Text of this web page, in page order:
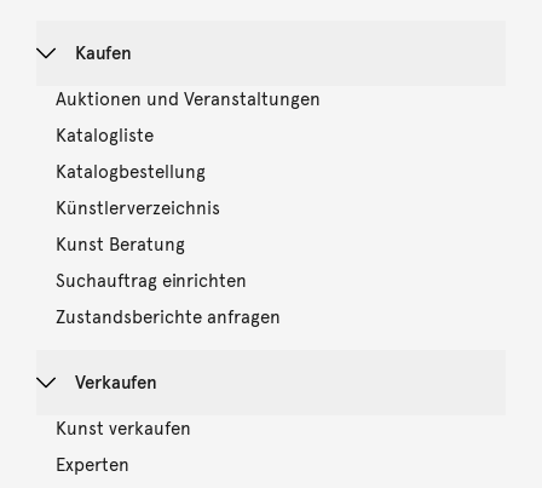
Kaufen
Auktionen und Veranstaltungen
Katalogliste
Katalogbestellung
Künstlerverzeichnis
Kunst Beratung
Suchauftrag einrichten
Zustandsberichte anfragen
Verkaufen
Kunst verkaufen
Experten